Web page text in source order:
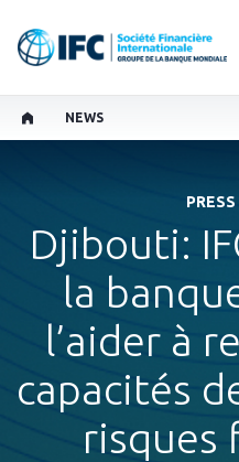
NEWS
Djibouti:
la
l’aider à
capacités
risques